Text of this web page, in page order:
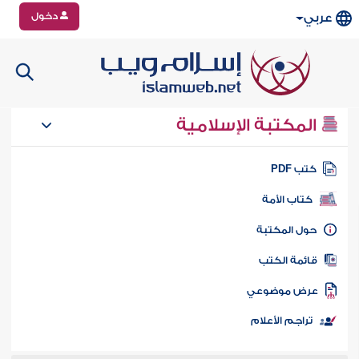
عربي دخول
المكتبة الإسلامية
كتب PDF
كتاب الأمة
المكتبة
الكتب
موضوعي